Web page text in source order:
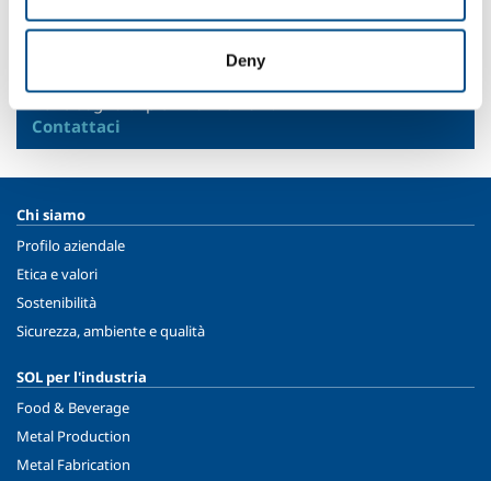
Deny
Contattaci
Chi siamo
Profilo aziendale
Etica e valori
Sostenibilità
Sicurezza, ambiente e qualità
SOL per l'industria
Food & Beverage
Metal Production
Metal Fabrication